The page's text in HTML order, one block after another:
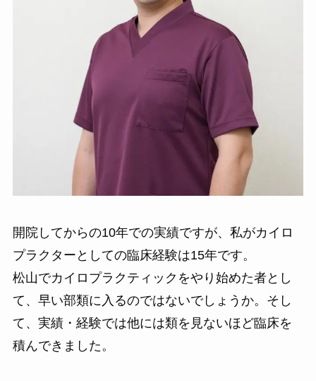
開院してからの10年での実績ですが、私がカイロ
プラクターとしての臨床経験は15年です。
松山でカイロプラクティックをやり始めた者とし
て、早い部類に入るのではないでしょうか。そし
て、実績・経験では他には類を見ないほど臨床を
積んできました。